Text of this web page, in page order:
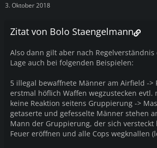
3. Oktober 2018
Zitat von Bolo Staengelmann
Also dann gilt aber nach
Lage auch bei folgenden Beispielen:
5 illegal bewaffnete Männer am Airfield ->
erstmal höflich Waffen wegzustecken evtl.
keine Reaktion seitens Gruppierung ->
getaserte und gefesselte Männer stehen
Mann der Gruppierung, der sich
Feuer eröffnen und alle Cops wegknallen